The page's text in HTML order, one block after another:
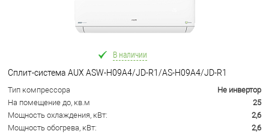
В наличии
Сплит-система AUX ASW-H09A4/JD-R1/AS-H09A4/JD-R1
Тип компрессора
Не инвертор
На помещение до, кв.м
25
Мощность охлаждения, кВт:
2,6
Мощность обогрева, кВт:
2,6